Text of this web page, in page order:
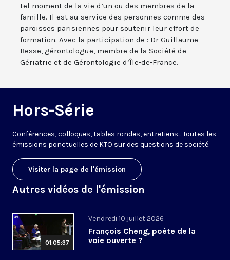
tel moment de la vie d’un ou des membres de la
famille. Il est au service des personnes comme des
paroisses parisiennes pour soutenir leur effort de
formation. Avec la participation de : Dr Guillaume
Besse, gérontologue, membre de la Société de
Gériatrie et de Gérontologie d’Île-de-France.
Hors-Série
Conférences, colloques, tables rondes, entretiens... Toutes les
émissions ponctuelles de KTO sur des questions de société.
Visiter la page de l'émission
Autres vidéos de l'émission
01:05:37
Vendredi 10 juillet 2026
François Cheng, poète de la
voie ouverte ?